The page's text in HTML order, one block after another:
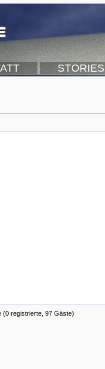
STORIES
(0 registrierte, 97 Gäste)